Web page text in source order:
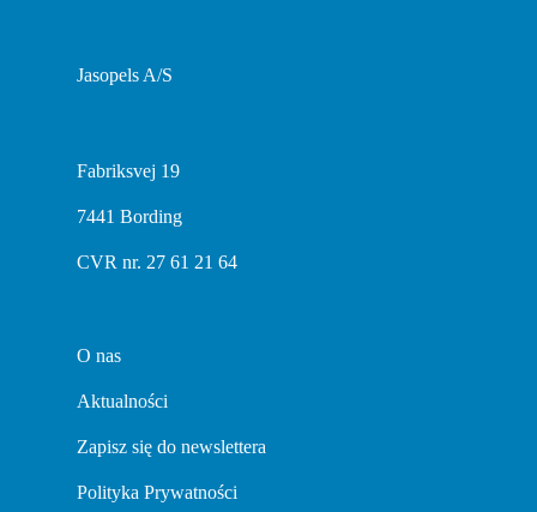
Jasopels A/S
Fabriksvej 19
7441 Bording
CVR nr. 27 61 21 64
O nas
Aktualności
Zapisz się do newslettera
Polityka Prywatności